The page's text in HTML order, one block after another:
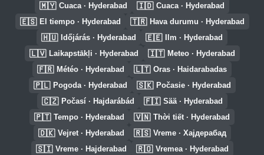
🇲🇾 Cuaca · Hyderabad 🇮🇩 Cuaca · Hyderabad
🇪🇸 El tiempo · Hyderabad 🇹🇷 Hava durumu · Hyderabad
🇭🇺 Időjárás · Hyderabad 🇪🇪 Ilm · Hyderabad
🇱🇻 Laikapstākļi · Hyderabad 🇮🇹 Meteo · Hyderabad
🇫🇷 Météo · Hyderabad 🇱🇹 Oras · Haidarabadas
🇵🇱 Pogoda · Hyderabad 🇸🇰 Počasie · Hyderabad
🇨🇿 Počasí · Hajdarábád 🇫🇮 Sää · Hyderabad
🇵🇹 Tempo · Hyderabad 🇻🇳 Thời tiết · Hyderabad
🇩🇰 Vejret · Hyderabad 🇷🇸 Vreme · Хајдерабад
🇸🇮 Vreme · Hajderabad 🇷🇴 Vremea · Hyderabad